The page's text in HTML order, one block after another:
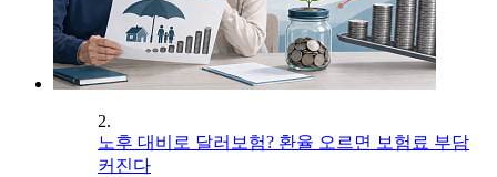
2.
노후 대비로 달러보험? 환율 오르면 보험료 부담
커진다